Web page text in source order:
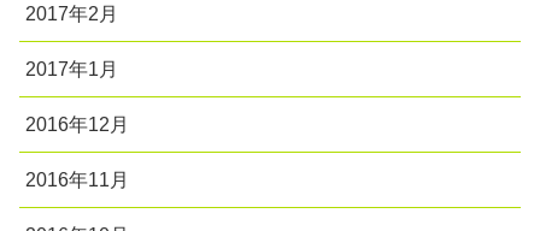
2017年2月
2017年1月
2016年12月
2016年11月